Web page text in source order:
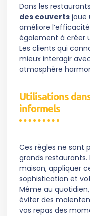
Dans les
des couverts joue
améliore
également à créer
Les clients qui
mieux interagir
atmosphère
Utilisations
informels
Ces règles ne sont
grands restaurants.
maison, appliquer
sophistication et
Même au
éviter des
vos repas des